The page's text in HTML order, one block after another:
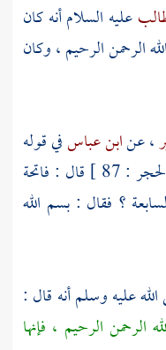
عليه السلام أنه كان
الرحمن الرحيم ، وكان
، عنابن عباسفي قوله
) [ الحجر : 87 ] قال : فاتحة
؟ فقال : بسم الله
عليه وسلم أنه قال :
الرحمن الرحيم ، فإنها